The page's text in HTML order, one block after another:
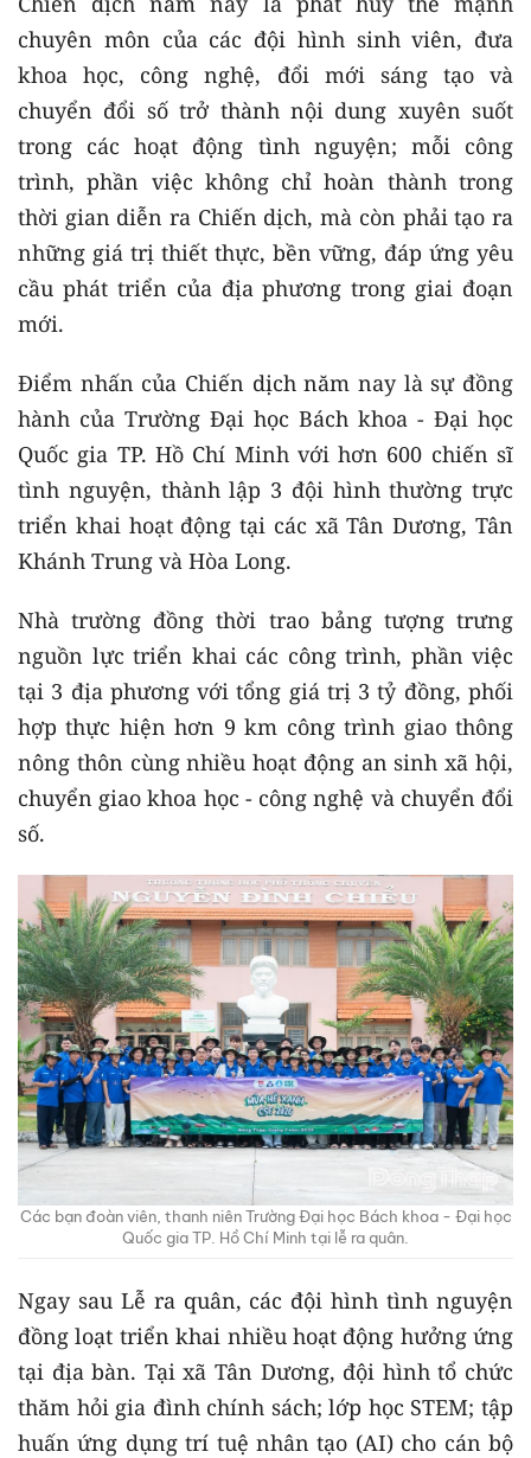
chuyên môn của các đội hình sinh viên, đưa
khoa học, công nghệ, đổi mới sáng tạo và
chuyển đổi số trở thành nội dung xuyên suốt
trong các hoạt động tình nguyện; mỗi công
trình, phần việc không chỉ hoàn thành trong
thời gian diễn ra Chiến dịch, mà còn phải tạo ra
những giá trị thiết thực, bền vững, đáp ứng yêu
cầu phát triển của địa phương trong giai đoạn
mới.
Điểm nhấn của Chiến dịch năm nay là sự đồng
hành của Trường Đại học Bách khoa - Đại học
Quốc gia TP. Hồ Chí Minh với hơn 600 chiến sĩ
tình nguyện, thành lập 3 đội hình thường trực
triển khai hoạt động tại các xã Tân Dương, Tân
Khánh Trung và Hòa Long.
Nhà trường đồng thời trao bảng tượng trưng
nguồn lực triển khai các công trình, phần việc
tại 3 địa phương với tổng giá trị 3 tỷ đồng, phối
hợp thực hiện hơn 9 km công trình giao thông
nông thôn cùng nhiều hoạt động an sinh xã hội,
chuyển giao khoa học - công nghệ và chuyển đổi
số.
Các bạn đoàn viên, thanh niên Trường Đại học Bách khoa - Đại học
Quốc gia TP. Hồ Chí Minh tại lễ ra quân.
Ngay sau Lễ ra quân, các đội hình tình nguyện
đồng loạt triển khai nhiều hoạt động hưởng ứng
tại địa bàn. Tại xã Tân Dương, đội hình tổ chức
thăm hỏi gia đình chính sách; lớp học STEM; tập
huấn ứng dụng trí tuệ nhân tạo (AI) cho cán bộ